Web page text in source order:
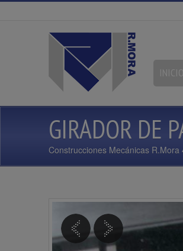
INICIO
GIRADOR DE
Construcciones Mecánicas R.Mora